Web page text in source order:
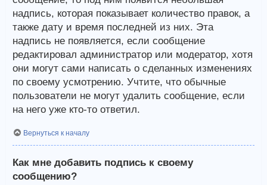
надпись, которая показывает количество правок, а
также дату и время последней из них. Эта
надпись не появляется, если сообщение
редактировал администратор или модератор, хотя
они могут сами написать о сделанных изменениях
по своему усмотрению. Учтите, что обычные
пользователи не могут удалить сообщение, если
на него уже кто-то ответил.
Вернуться к началу
Как мне добавить подпись к своему
сообщению?